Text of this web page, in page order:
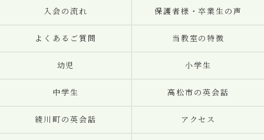
入会の流れ 保護者様・卒業生の声
よくあるご質問 当教室の特徴
幼児 小学生
中学生 高松市の英会話
綾川町の英会話 アクセス